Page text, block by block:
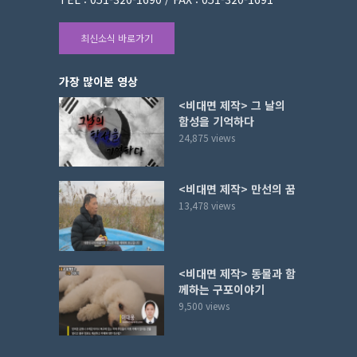
최신소식 바로가기
가장 많이본 영상
<비대면 제작> 그 날의
함성을 기억하다
24,875 views
<비대면 제작> 만선의 꿈
13,478 views
<비대면 제작> 동물과 함
께하는 구포이야기
9,500 views